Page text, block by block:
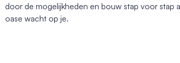
door de mogelijkheden en bouw stap voor stap
oase wacht op je.